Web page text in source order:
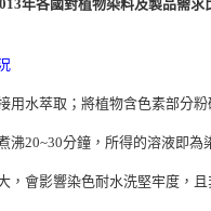
年各國對植物染料及製品需求
用水萃取；將植物含色素部分
沸20~30分鐘，所得的溶液即為
，會影響染色耐水洗堅牢度，